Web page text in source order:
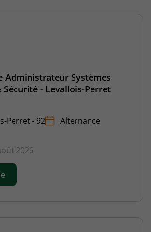
Administrateur Systèmes
Sécurité - Levallois-Perret
Perret - 92
Alternance
2026